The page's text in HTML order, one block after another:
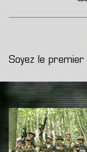
Soyez le